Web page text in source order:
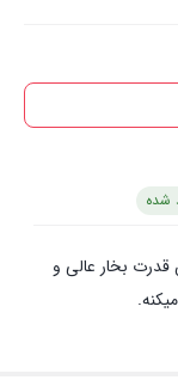
شده
بخار عالی و